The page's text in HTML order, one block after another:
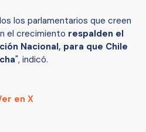
los parlamentarios que creen
el crecimiento respalden el
Nacional, para que Chile
", indicó.
en X